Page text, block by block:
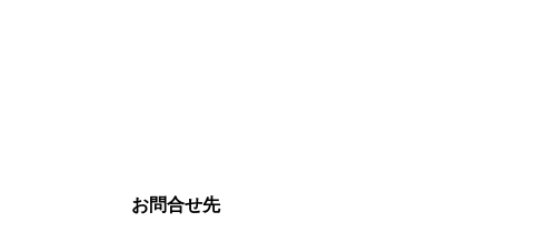
お問合せ先